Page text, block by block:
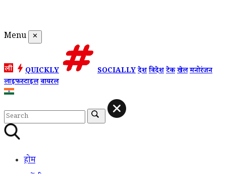
Menu ✕
QUICKLY SOCIALLYदेशविदेशटेकखेलमनोरंजन
लाइफस्टाइलवायरल
होम